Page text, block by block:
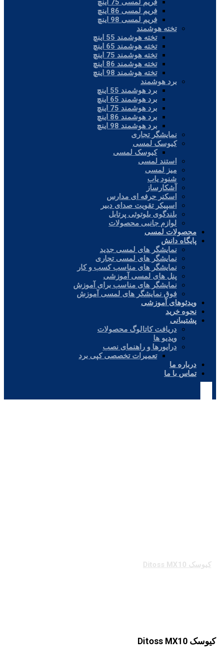
فریم لمسی 75 اینچ
فریم لمسی 86 اینچ
فریم لمسی 98 اینچ
تخته هوشمند
تخته هوشمند 55 اینچ
تخته هوشمند 65 اینچ
تخته هوشمند 75 اینچ
تخته هوشمند 86 اینچ
تخته هوشمند 98 اینچ
برد هوشمند
برد هوشمند 55 اینچ
برد هوشمند 65 اینچ
برد هوشمند 75 اینچ
برد هوشمند 86 اینچ
برد هوشمند 98 اینچ
نمایشگر تجاری
کیوسک لمسی
کیوسک لمسی
استند لمسی
میز لمسی
شنود یاب
آشکارساز
اسکنر حرفه ای مدارس
اسپیکر تقویت صدای دبیر
بلندگوی بلوتوثی پرتابل
لوازم جانبی محصولات
محصولات لمسی
پایگاه دانش
نمایشگر های لمسی جدید
نمایشگر های لمسی تجاری
نمایشگر های مناسب کسب و کار
پنل های لمسی آموزشی
نمایشگر های مناسب برای آموزش
فوق نمایشگر های لمسی آموزش
ویدئوهای آموزشی
نحوه خرید
پشتیبانی
دریافت کاتالوگ محصولات
ویدیو ها
درایورها و راهنمای نصب
تعمیرات تخصصی کپی برد
درباره ما
تماس با ما
کیوسک Ditoss MX10
کیوسک Ditoss MX10